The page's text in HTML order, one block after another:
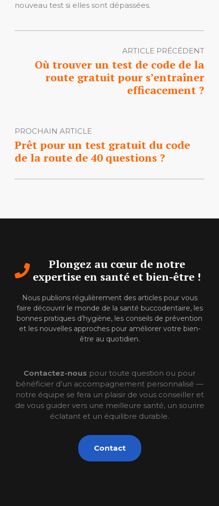
nouveau test si elles sont dépassées.
ARTICLE PRÉCÉDENT
Où trouver un test de code de la
route gratuit pour s’entraîner
efficacement ?
PROCHAIN ARTICLE
Prêt pour un test gratuit du code
de la route de 40 questions ?
Plongez au cœur de notre
expertise en santé et bien-être !
Nous publions régulièrement des articles pour vous
faire découvrir le monde de la santé buccodentaire, les
bonnes pratiques d’hygiène, les conseils de prévention
et les nouvelles approches pour améliorer votre bien-
être au quotidien.
Contactez-nous pour toute question ou pour
bénéficier d’un accompagnement personnalisé —
notre équipe se fera un plaisir de vous conseiller et
de vous guider vers une meilleure santé, un sourire
éclatant et un équilibre durable.
Contact